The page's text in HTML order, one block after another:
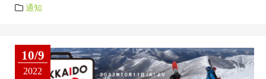
通知
10/9
2022